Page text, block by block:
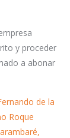
y proceder
a abonar
de la
Roque